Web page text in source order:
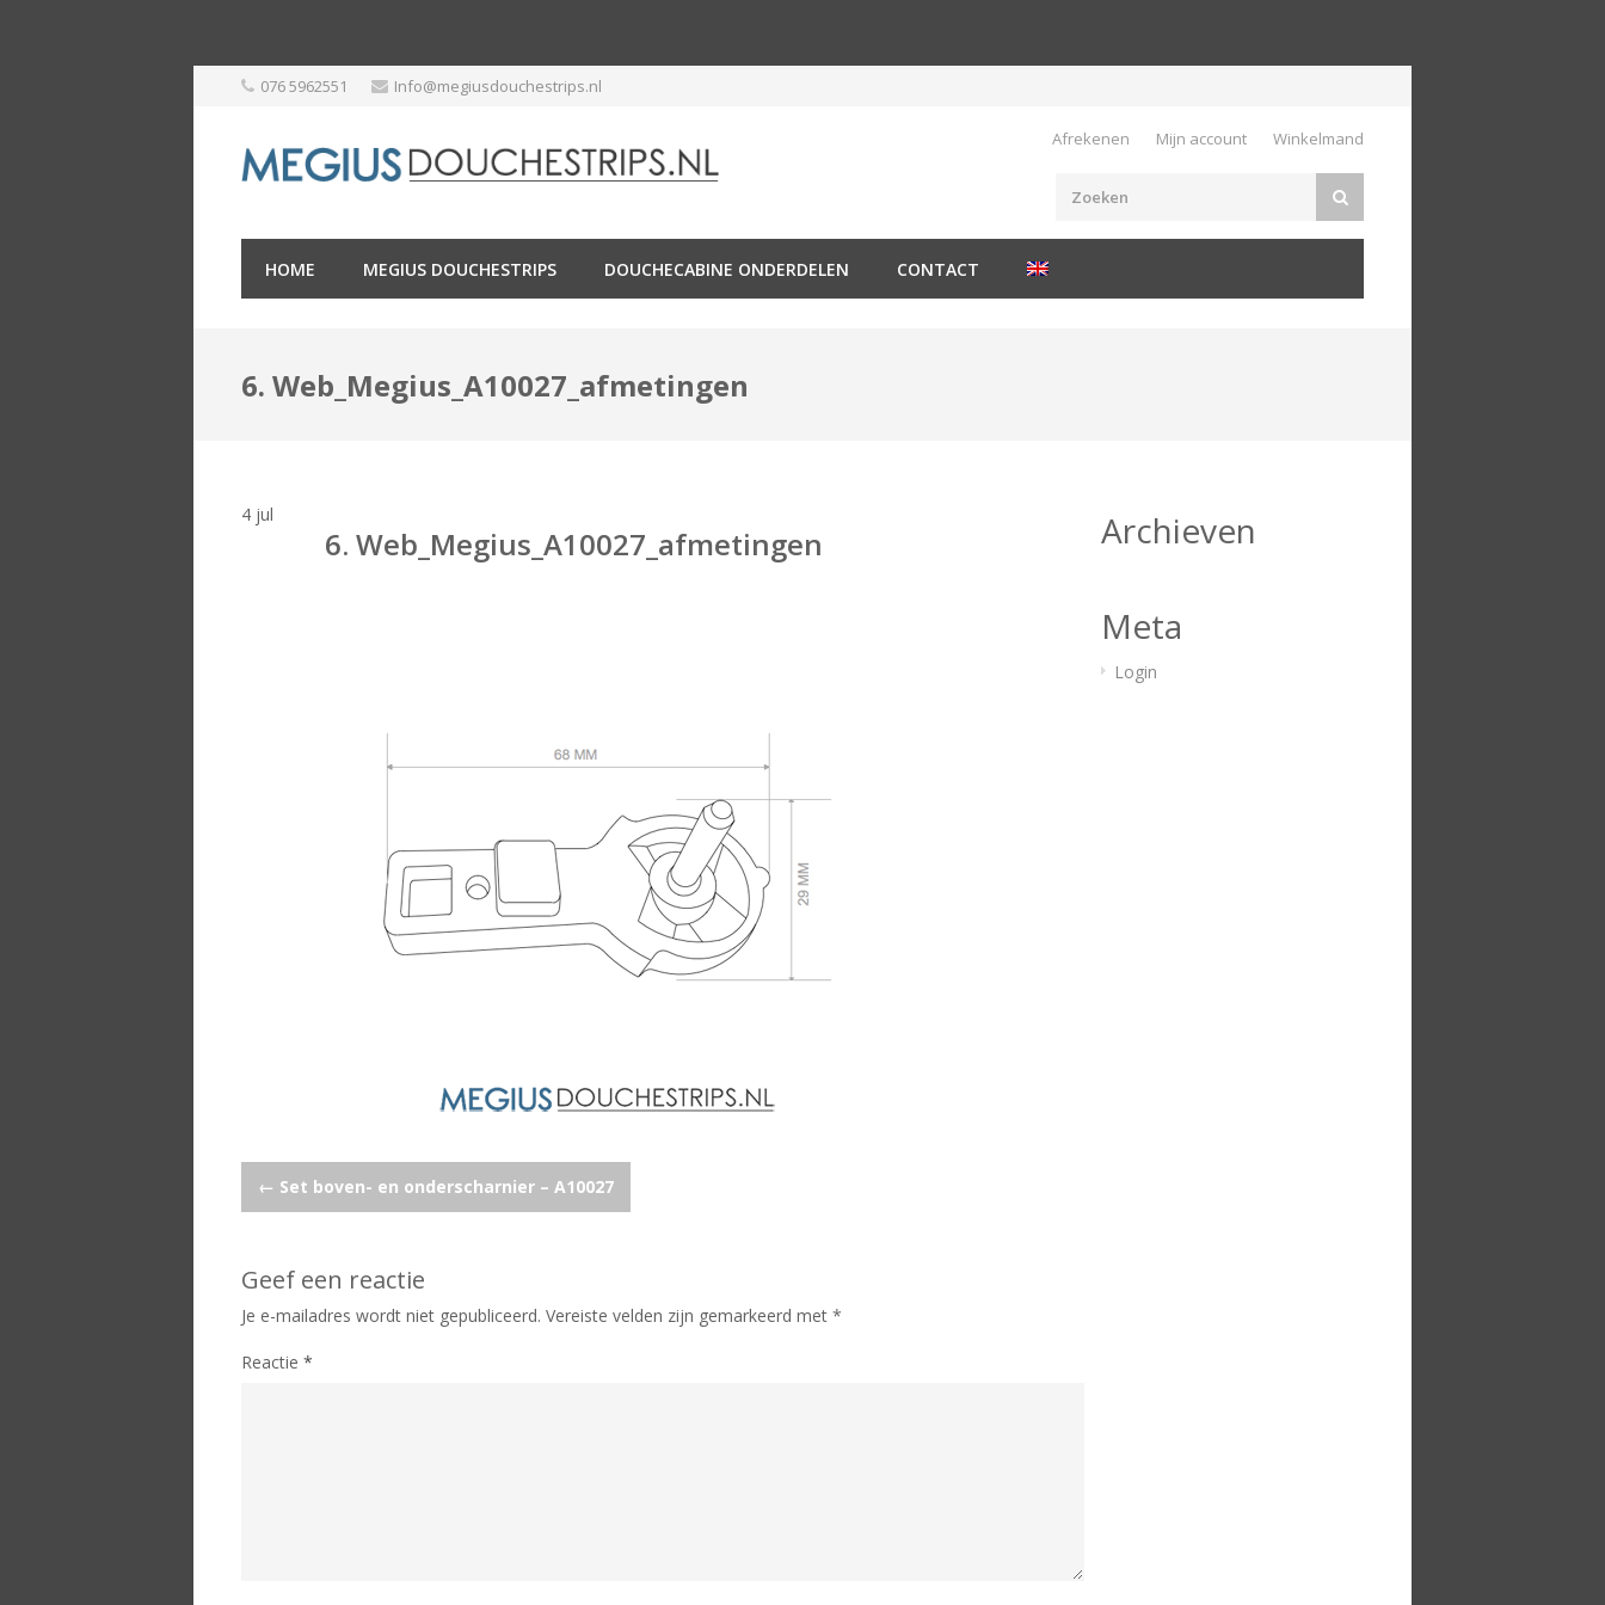
076 5962551 Info@megiusdouchestrips.nl
Afrekenen Mijn account Winkelmand
HOME MEGIUS DOUCHESTRIPS DOUCHECABINE ONDERDELEN CONTACT
6. Web_Megius_A10027_afmetingen
4 jul
6. Web_Megius_A10027_afmetingen
Post
← Set boven- en onderscharnier – A10027
Geef een reactie
Je e-mailadres wordt niet gepubliceerd. Vereiste velden zijn gemarkeerd met *
Reactie *
Archieven
Meta
Login